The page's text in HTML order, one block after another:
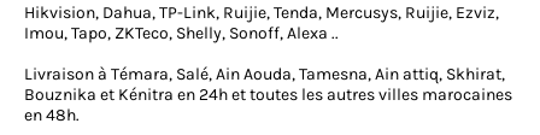
Hikvision, Dahua, TP-Link, Ruijie, Tenda, Mercusys, Ruijie, Ezviz,
Imou, Tapo, ZKTeco, Shelly, Sonoff, Alexa ..
Livraison à Témara, Salé, Ain Aouda, Tamesna, Ain attiq, Skhirat,
Bouznika et Kénitra en 24h et toutes les autres villes marocaines
en 48h.